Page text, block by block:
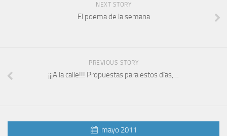
NEXT STORY
El poema de la semana
PREVIOUS STORY
¡¡¡A la calle!!! Propuestas para estos días,…
mayo 2011